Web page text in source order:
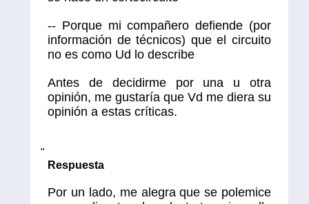
-- Porque mi compañero defiende (por
información de técnicos) que el circuito
no es como Ud lo describe
Antes de decidirme por una u otra
opinión, me gustaría que Vd me diera su
opinión a estas críticas.
"
Respuesta
Por un lado, me alegra que se polemice